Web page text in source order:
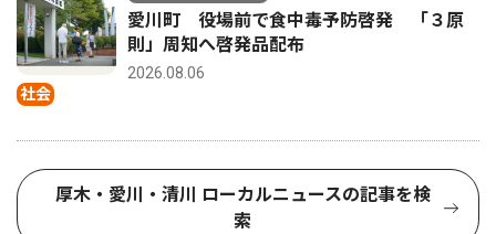
社会
愛川町 役場前で食中毒予防啓発 「３原
則」周知へ啓発品配布
2026.08.06
厚木・愛川・清川 ローカルニュースの記事を検
索